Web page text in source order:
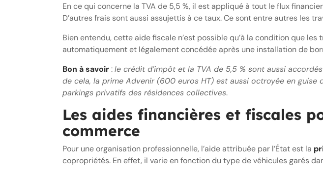
En ce qui concerne la TVA de 5,5 %, il est appliqué à tout le flux
D’autres frais sont aussi assujettis à ce taux. Ce sont entre autres les
Bien entendu, cette aide fiscale n’est possible qu’à la condition que
automatiquement et légalement concédée après une installation de
Bon à savoir:le crédit d’impôt et la TVA de 5,5 % sont aussi
de cela, la prime Advenir (600 euros HT) est aussi octroyée en
parkings privatifs des résidences collectives.
Les aides financières et fiscales
commerce
Pour une organisation professionnelle, l’aide attribuée par l’État est la
copropriétés. En effet, il varie en fonction du type de véhicules garés